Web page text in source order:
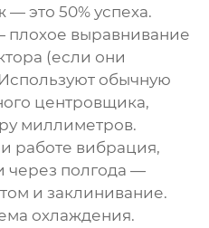
это 50% успеха.
плохое выравнивание
(если они
обычную
центровщика,
миллиметров.
работе вибрация,
через полгода —
и заклинивание.
охлаждения.